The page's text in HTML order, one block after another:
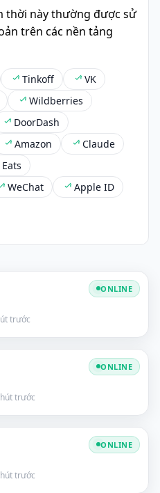
thời này thường được sử
trên các nền tảng
Tinkoff
VK
Wildberries
DoorDash
Amazon
Claude
WeChat
Apple ID
trước
ONLINE
trước
ONLINE
trước
ONLINE